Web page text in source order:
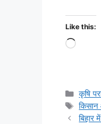
Like this:
कृषि
बिहार